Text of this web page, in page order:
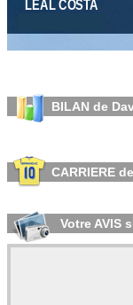
LEAL COSTA
BILAN de
CARRIERE
Votre AVIS